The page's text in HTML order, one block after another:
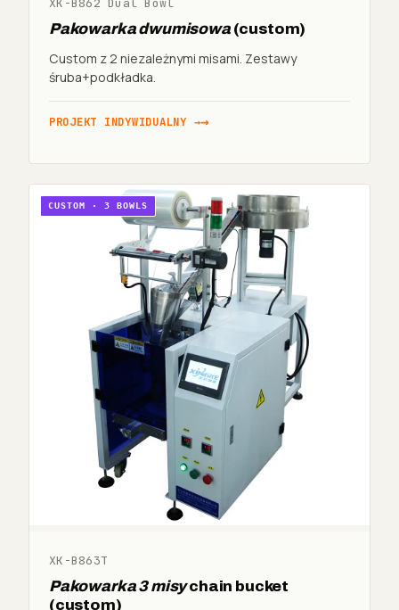
XK-B862 Dual Bowl
Pakowarka dwumisowa(custom)
Custom z 2 niezależnymi misami. Zestawy
śruba+podkładka.
PROJEKT INDYWIDUALNY →
CUSTOM · 3 BOWLS
XK-B863T
Pakowarka 3 misychain bucket
(custom)